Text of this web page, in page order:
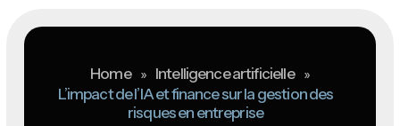
Home » Intelligence artificielle »
L’impact de l’IA et finance sur la gestion des
risques en entreprise